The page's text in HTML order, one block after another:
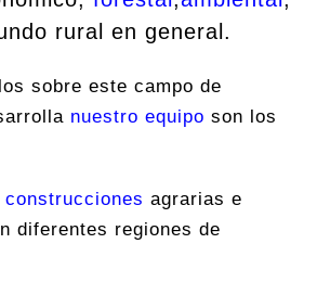
rural en general.
sobre este campo de
nuestro equipo son los
construcciones agrarias e
diferentes regiones de